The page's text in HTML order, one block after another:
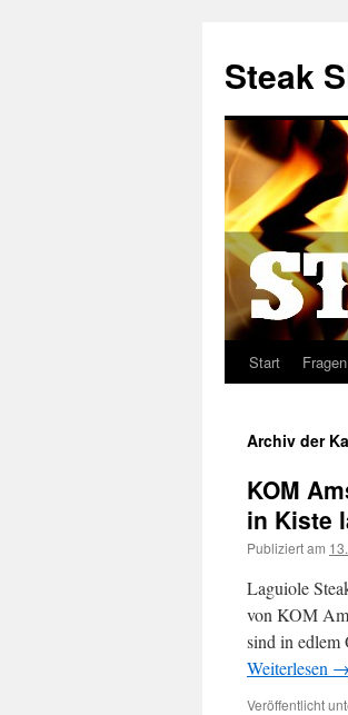
Steak
Springe
Inhalt
Start
Archiv der
KOM
in Kiste
Publiziert am
Laguiole
von KOM
sind in edlem
Weiterlesen →
Veröffentlicht